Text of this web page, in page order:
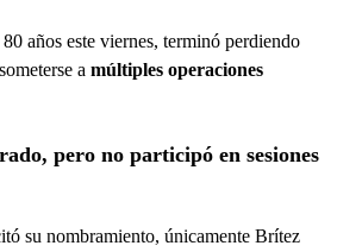
años este viernes, terminó perdiendo
a múltiples operaciones
pero no participó en sesiones
su nombramiento, únicamente Brítez